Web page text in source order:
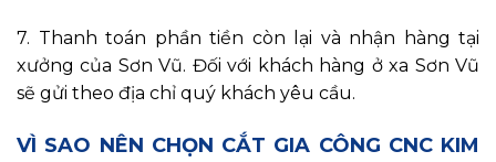
7. Thanh toán phần tiền còn lại và nhận hàng tại
xưởng của Sơn Vũ. Đối với khách hàng ở xa Sơn Vũ
sẽ gửi theo địa chỉ quý khách yêu cầu.
VÌ SAO NÊN CHỌN CẮT GIA CÔNG CNC KIM